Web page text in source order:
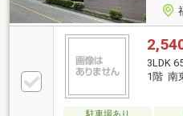
3LDK
1階 南
駐車場あり